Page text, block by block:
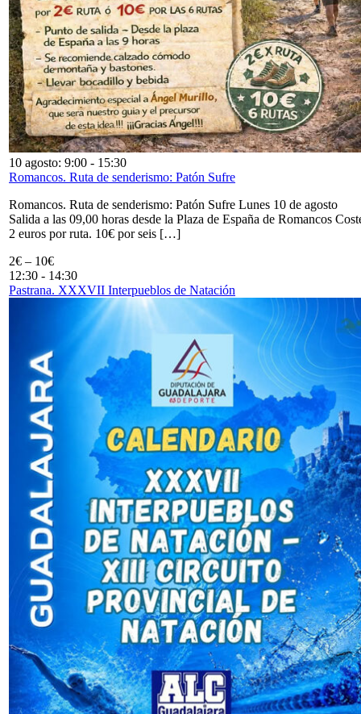
10 agosto: 9:00 - 15:30
Romancos. Ruta de senderismo: Patón Sufre
Romancos. Ruta de senderismo: Patón Sufre Lunes 10 de agosto
Salida a las 09,00 horas desde la Plaza de España de Romancos
2 euros por ruta. 10€ por seis […]
2€ – 10€
12:30 - 14:30
Pastrana. XXXVII Interpueblos de Natación